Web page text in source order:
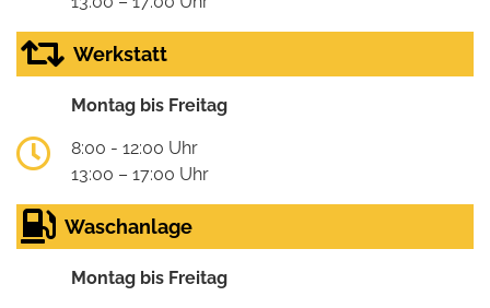
Werkstatt
Montag bis Freitag
8:00 - 12:00 Uhr
13:00 – 17:00 Uhr
Waschanlage
Montag bis Freitag